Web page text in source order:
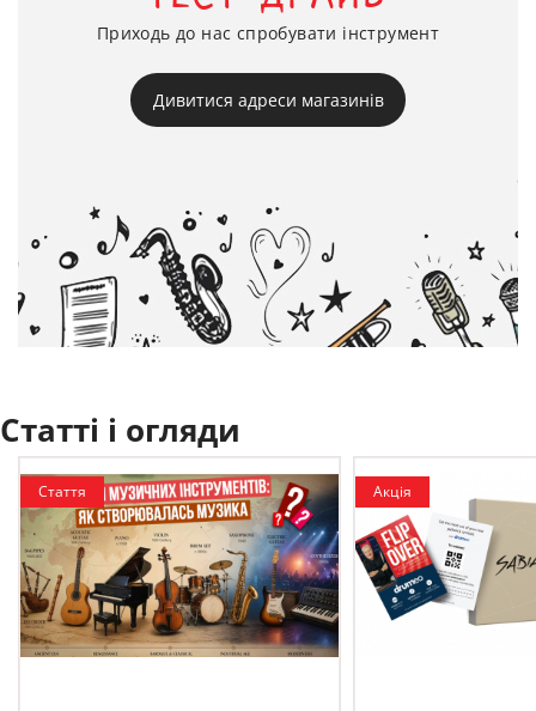
Приходь до нас спробувати інструмент
Дивитися адреси магазинів
Статті і огляди
Стаття Акція